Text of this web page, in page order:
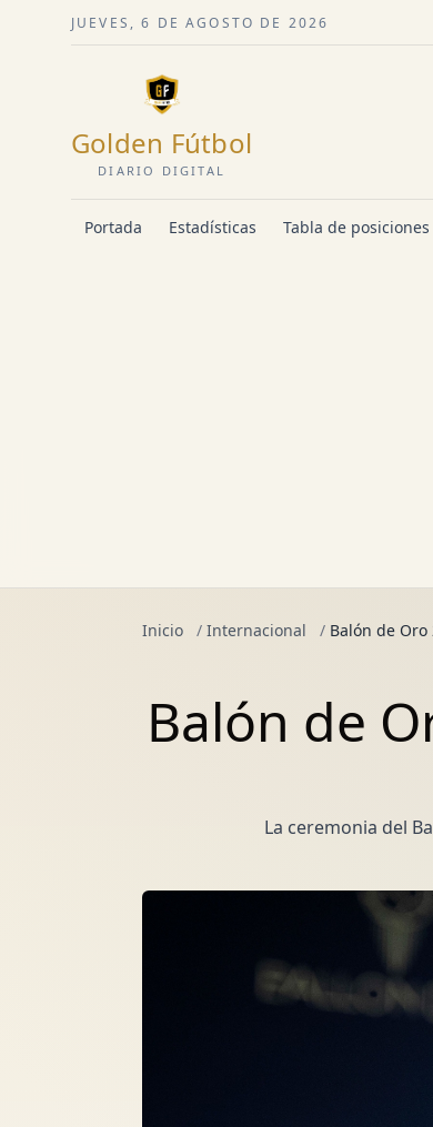
JUEVES, 6 DE AGOSTO DE 2026
Golden Fútbol
DIARIO DIGITAL
Portada Estadísticas Tabla de posiciones
Inicio / Internacional / Balón de
Balón de
La ceremonia del